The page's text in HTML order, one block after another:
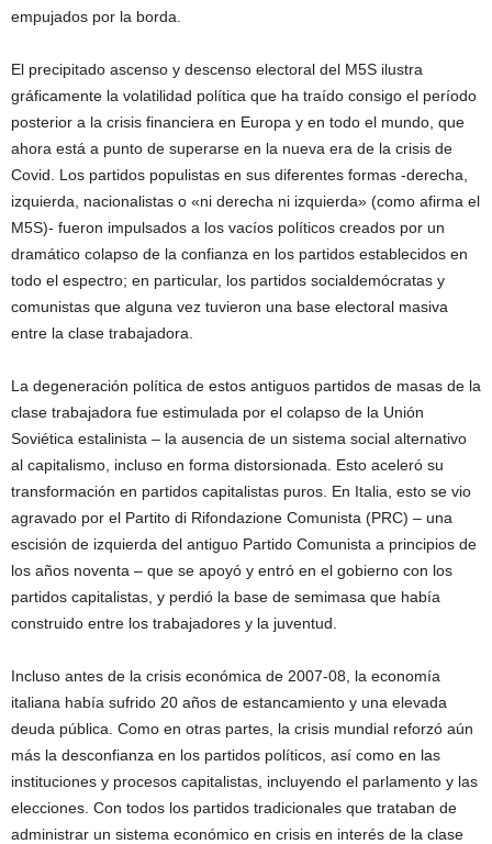
empujados por la borda.
El precipitado ascenso y descenso electoral del M5S ilustra
gráficamente la volatilidad política que ha traído consigo el período
posterior a la crisis financiera en Europa y en todo el mundo, que
ahora está a punto de superarse en la nueva era de la crisis de
Covid. Los partidos populistas en sus diferentes formas -derecha,
izquierda, nacionalistas o «ni derecha ni izquierda» (como afirma el
M5S)- fueron impulsados a los vacíos políticos creados por un
dramático colapso de la confianza en los partidos establecidos en
todo el espectro; en particular, los partidos socialdemócratas y
comunistas que alguna vez tuvieron una base electoral masiva
entre la clase trabajadora.
La degeneración política de estos antiguos partidos de masas de la
clase trabajadora fue estimulada por el colapso de la Unión
Soviética estalinista – la ausencia de un sistema social alternativo
al capitalismo, incluso en forma distorsionada. Esto aceleró su
transformación en partidos capitalistas puros. En Italia, esto se vio
agravado por el Partito di Rifondazione Comunista (PRC) – una
escisión de izquierda del antiguo Partido Comunista a principios de
los años noventa – que se apoyó y entró en el gobierno con los
partidos capitalistas, y perdió la base de semimasa que había
construido entre los trabajadores y la juventud.
Incluso antes de la crisis económica de 2007-08, la economía
italiana había sufrido 20 años de estancamiento y una elevada
deuda pública. Como en otras partes, la crisis mundial reforzó aún
más la desconfianza en los partidos políticos, así como en las
instituciones y procesos capitalistas, incluyendo el parlamento y las
elecciones. Con todos los partidos tradicionales que trataban de
administrar un sistema económico en crisis en interés de la clase